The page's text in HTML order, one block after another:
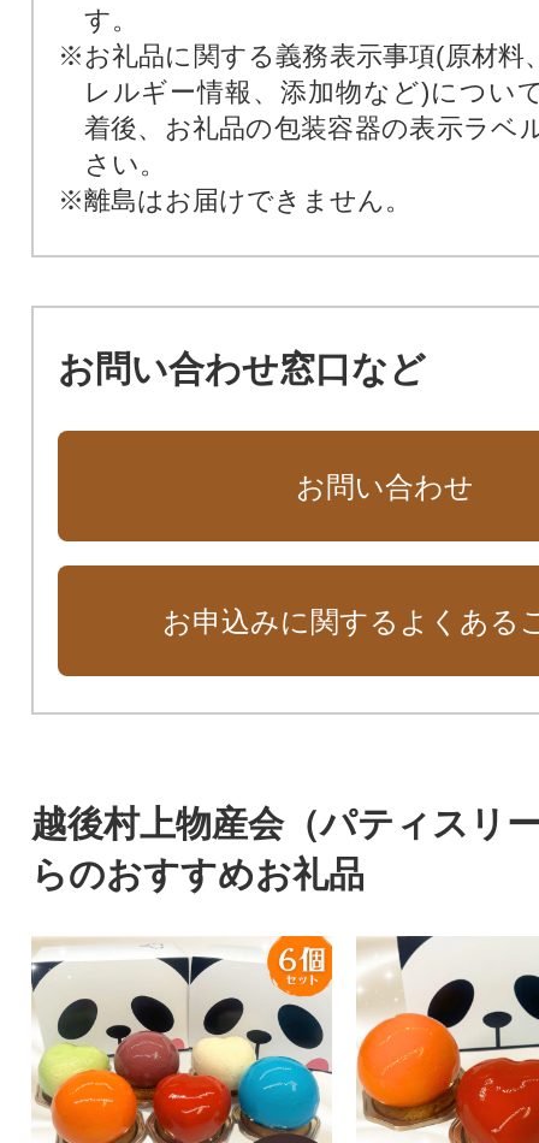
す。
※お礼品に関する義務表示事項(原材料
レルギー情報、添加物など)につい
着後、お礼品の包装容器の表示ラベ
さい。
※離島はお届けできません。
お問い合わせ窓口など
お問い合わせ
お申込みに関するよくある
越後村上物産会（パティスリ
らのおすすめお礼品